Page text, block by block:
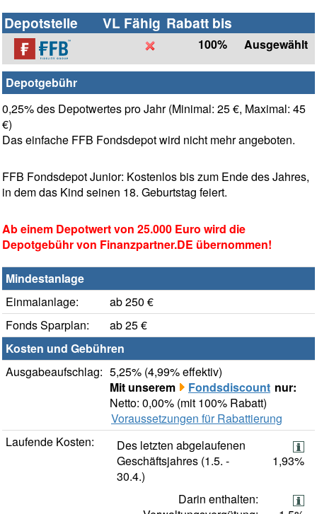
Depotstelle VL Fähig Rabatt bis
100% Ausgewählt
Depotgebühr
0,25% des Depotwertes pro Jahr (Minimal: 25 €, Maximal: 45
€)
Das einfache FFB Fondsdepot wird nicht mehr angeboten.
FFB Fondsdepot Junior: Kostenlos bis zum Ende des Jahres,
in dem das Kind seinen 18. Geburtstag feiert.
Ab einem Depotwert von 25.000 Euro wird die
Depotgebühr von Finanzpartner.DE übernommen!
Mindestanlage
Einmalanlage:
ab 250 €
Fonds Sparplan:
ab 25 €
Kosten und Gebühren
Ausgabeaufschlag: 5,25% (4,99% effektiv)
Mit unserem
Fondsdiscount nur:
Netto: 0,00% (mit 100% Rabatt)
Voraussetzungen für Rabattierung
Laufende Kosten:
Des letzten abgelaufenen
Geschäftsjahres (1.5. -
30.4.)
1,93%
Darin enthalten: